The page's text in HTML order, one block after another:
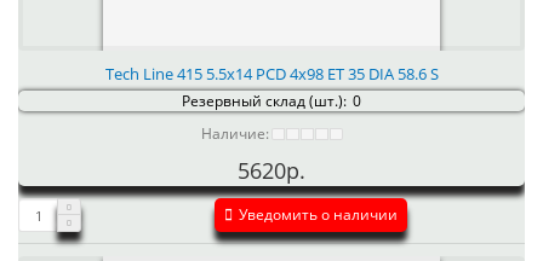
Tech Line 415 5.5x14 PCD 4x98 ET 35 DIA 58.6 S
Резервный склад (шт.): 0
Наличие:
5620р.
Уведомить о наличии